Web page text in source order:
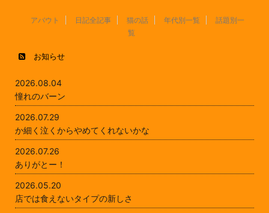
アバウト 日記全記事 猫の話 年代別一覧
話題別一
覧
お知らせ
2026.08.04
憧れのバーン
2026.07.29
か細く泣くからやめてくれないかな
2026.07.26
ありがとー！
2026.05.20
店では食えないタイプの新しさ